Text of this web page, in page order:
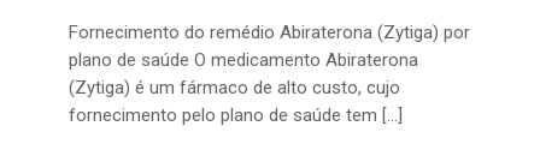
Fornecimento do remédio Abiraterona (Zytiga) por
plano de saúde O medicamento Abiraterona
(Zytiga) é um fármaco de alto custo, cujo
fornecimento pelo plano de saúde tem […]